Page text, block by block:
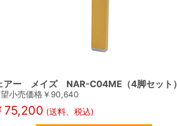
アー メイズ NAR-C04ME（4脚セット）
小売価格￥ 90,640
75,200 (送料、税込)